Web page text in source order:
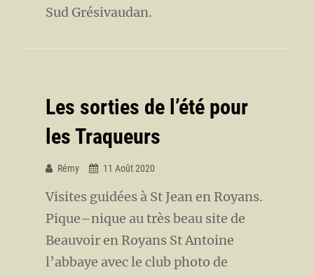
Sud Grésivaudan.
Les sorties de l’été pour
les Traqueurs
Rémy 11 Août 2020
Visites guidées à St Jean en Royans.
Pique–nique au très beau site de
Beauvoir en Royans St Antoine
l’abbaye avec le club photo de